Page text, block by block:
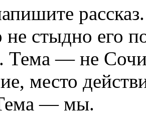
стыдно его
Тема — не
место
— мы.